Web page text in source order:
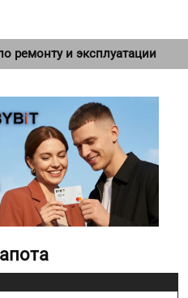
ремонту и эксплуатации